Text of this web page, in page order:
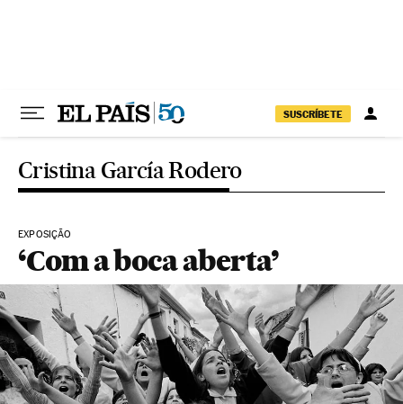
SUSCRÍBETE
Cristina García Rodero
EXPOSIÇÃO
‘Com a boca aberta’